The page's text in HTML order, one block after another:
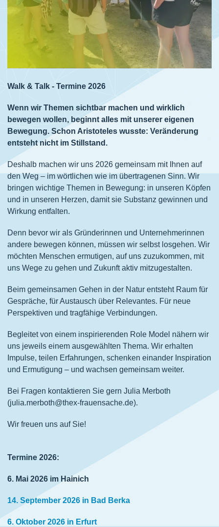
Walk & Talk - Termine 2026
Wenn wir Themen sichtbar machen und wirklich
bewegen wollen, beginnt alles mit unserer eigenen
Bewegung. Schon Aristoteles wusste: Veränderung
entsteht nicht im Stillstand.
Deshalb machen wir uns 2026 gemeinsam mit Ihnen auf
den Weg – im wörtlichen wie im übertragenen Sinn. Wir
bringen wichtige Themen in Bewegung: in unseren Köpfen
und in unseren Herzen, damit sie Substanz gewinnen und
Wirkung entfalten.
Denn bevor wir als Gründerinnen und Unternehmerinnen
andere bewegen können, müssen wir selbst losgehen. Wir
möchten Menschen ermutigen, auf uns zuzukommen, mit
uns Wege zu gehen und Zukunft aktiv mitzugestalten.
Beim gemeinsamen Gehen in der Natur entsteht Raum für
Gespräche, für Austausch über Relevantes. Für neue
Perspektiven und tragfähige Verbindungen.
Begleitet von einem inspirierenden Role Model nähern wir
uns jeweils einem ausgewählten Thema. Wir erhalten
Impulse, teilen Erfahrungen, schenken einander Inspiration
und Ermutigung – und wachsen gemeinsam weiter.
Bei Fragen kontaktieren Sie gern Julia Merboth
(julia.merboth@thex-frauensache.de).
Wir freuen uns auf Sie!
Termine 2026:
6. Mai 2026 im Hainich
14. September 2026 in Bad Berka
6. Oktober 2026 in Erfurt